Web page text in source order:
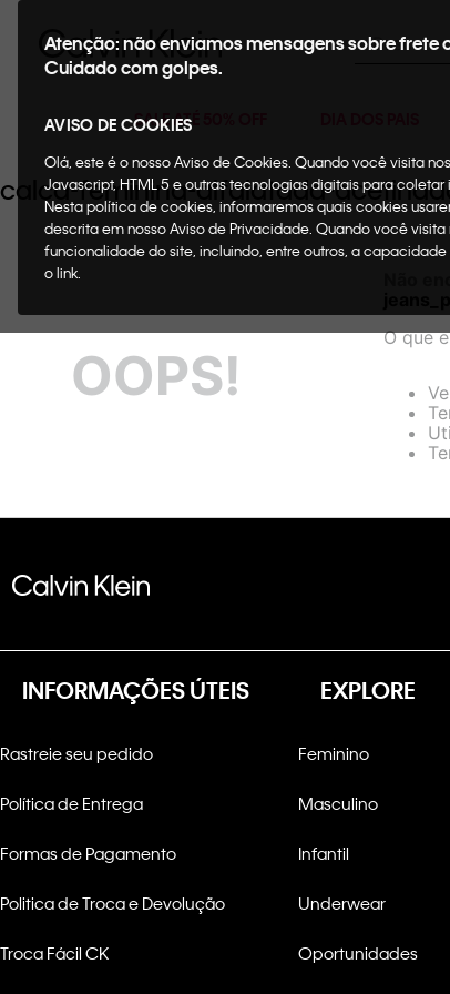
Buscar
SALE ATÉ 50% OFF
Atenção: não enviamos mensagens sobre
Cuidado com golpes.
AVISO DE COOKIES
Olá, este é o nosso Aviso de Cookies. Quando você visita
Javascript, HTML 5 e outras tecnologias digitais para
Nesta política de cookies, informaremos quais cookies
descrita em nosso Aviso de Privacidade. Quando você
funcionalidade do site, incluindo, entre outros, a
o link.
calca-feminina-alfaiatada-
OOPS!
O que
INFORMAÇÕES ÚTEIS
Rastreie seu pedido
Política de Entrega
Formas de Pagamento
Politica de Troca e Devolução
Troca Fácil CK
EXPLORE
Feminino
Masculino
Infantil
Underwear
Oportunidades